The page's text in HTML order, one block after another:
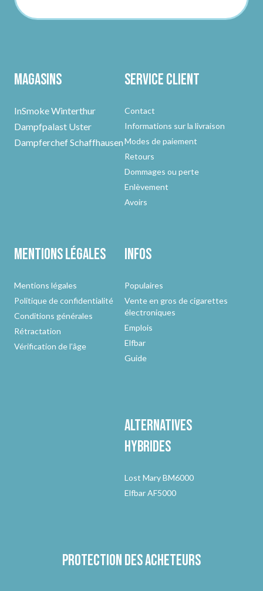
Magasins
InSmoke Winterthur
Dampfpalast Uster
Dampferchef Schaffhausen
Service client
Contact
Informations sur la livraison
Modes de paiement
Retours
Dommages ou perte
Enlèvement
Avoirs
Mentions légales
Mentions légales
Politique de confidentialité
Conditions générales
Rétractation
Vérification de l'âge
Infos
Populaires
Vente en gros de cigarettes
électroniques
Emplois
Elfbar
Guide
Alternatives
hybrides
Lost Mary BM6000
Elfbar AF5000
Protection des acheteurs